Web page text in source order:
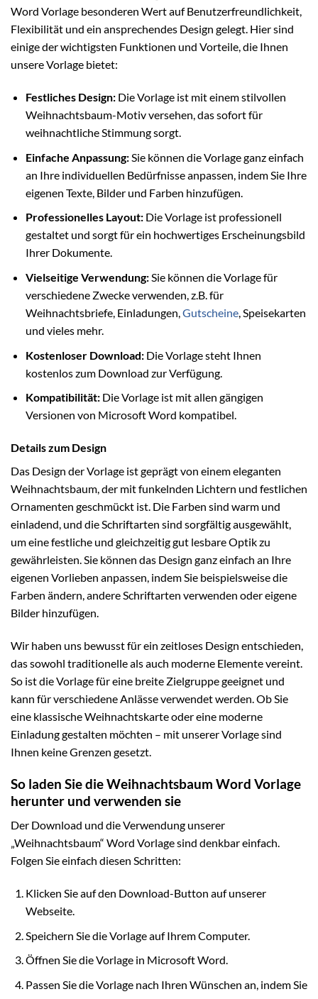
Word Vorlage besonderen Wert auf Benutzerfreundlichkeit,
Flexibilität und ein ansprechendes Design gelegt. Hier sind
einige der wichtigsten Funktionen und Vorteile, die Ihnen
unsere Vorlage bietet:
Festliches Design:Die Vorlage ist mit einem stilvollen
Weihnachtsbaum-Motiv versehen, das sofort für
weihnachtliche Stimmung sorgt.
Einfache Anpassung:Sie können die Vorlage ganz einfach
an Ihre individuellen Bedürfnisse anpassen, indem Sie Ihre
eigenen Texte, Bilder und Farben hinzufügen.
Professionelles Layout:Die Vorlage ist professionell
gestaltet und sorgt für ein hochwertiges Erscheinungsbild
Ihrer Dokumente.
Vielseitige Verwendung:Sie können die Vorlage für
verschiedene Zwecke verwenden, z.B. für
Weihnachtsbriefe, Einladungen,Gutscheine, Speisekarten
und vieles mehr.
Kostenloser Download:Die Vorlage steht Ihnen
kostenlos zum Download zur Verfügung.
Kompatibilität:Die Vorlage ist mit allen gängigen
Versionen von Microsoft Word kompatibel.
Details zum Design
Das Design der Vorlage ist geprägt von einem eleganten
Weihnachtsbaum, der mit funkelnden Lichtern und festlichen
Ornamenten geschmückt ist. Die Farben sind warm und
einladend, und die Schriftarten sind sorgfältig ausgewählt,
um eine festliche und gleichzeitig gut lesbare Optik zu
gewährleisten. Sie können das Design ganz einfach an Ihre
eigenen Vorlieben anpassen, indem Sie beispielsweise die
Farben ändern, andere Schriftarten verwenden oder eigene
Bilder hinzufügen.
Wir haben uns bewusst für ein zeitloses Design entschieden,
das sowohl traditionelle als auch moderne Elemente vereint.
So ist die Vorlage für eine breite Zielgruppe geeignet und
kann für verschiedene Anlässe verwendet werden. Ob Sie
eine klassische Weihnachtskarte oder eine moderne
Einladung gestalten möchten – mit unserer Vorlage sind
Ihnen keine Grenzen gesetzt.
So laden Sie die Weihnachtsbaum Word Vorlage
herunter und verwenden sie
Der Download und die Verwendung unserer
„Weihnachtsbaum“ Word Vorlage sind denkbar einfach.
Folgen Sie einfach diesen Schritten:
Klicken Sie auf den Download-Button auf unserer
Webseite.
Speichern Sie die Vorlage auf Ihrem Computer.
Öffnen Sie die Vorlage in Microsoft Word.
Passen Sie die Vorlage nach Ihren Wünschen an, indem Sie